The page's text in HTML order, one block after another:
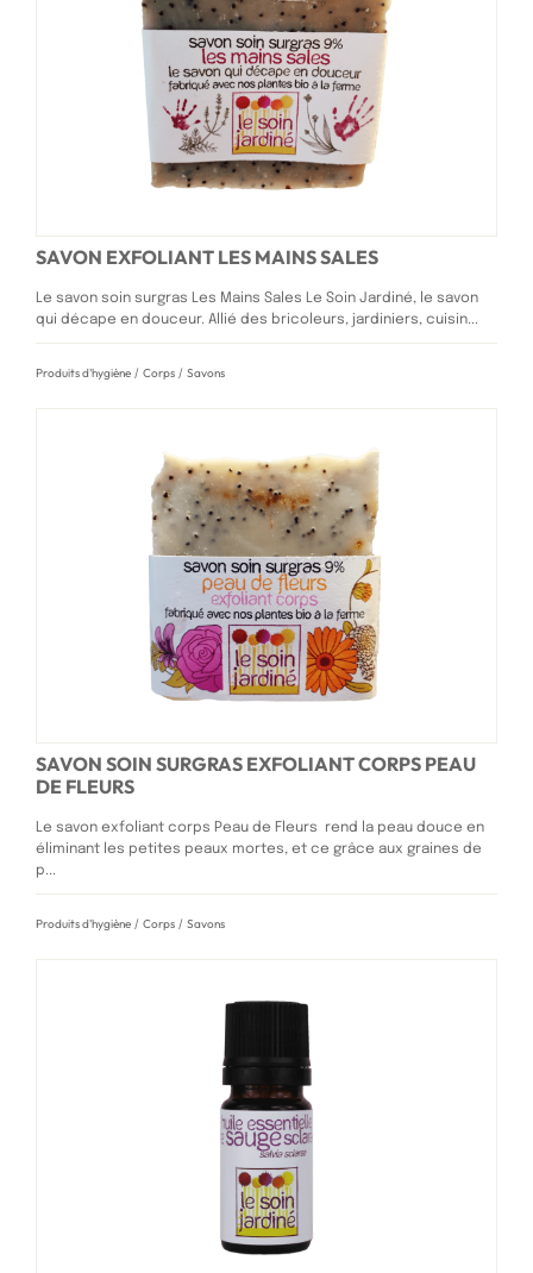
SAVON EXFOLIANT LES MAINS SALES
Le savon soin surgras Les Mains Sales Le Soin Jardiné, le savon
qui décape en douceur. Allié des bricoleurs, jardiniers, cuisin...
Produits d'hygiène / Corps / Savons
SAVON SOIN SURGRAS EXFOLIANT CORPS PEAU
DE FLEURS
Le savon exfoliant corps Peau de Fleurs rend la peau douce en
éliminant les petites peaux mortes, et ce grâce aux graines de
p...
Produits d'hygiène / Corps / Savons